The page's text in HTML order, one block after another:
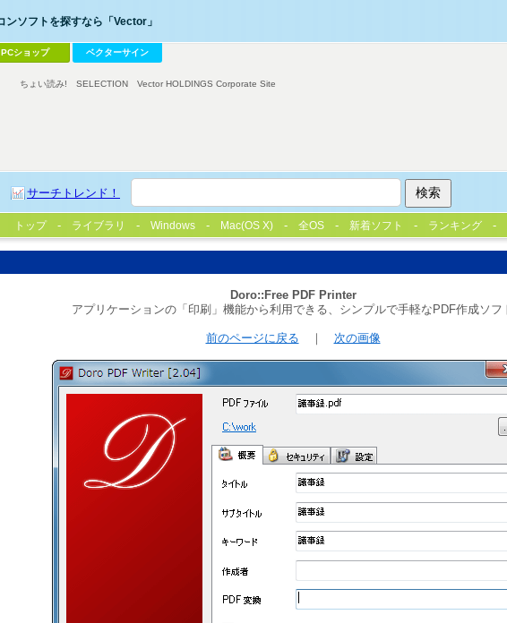
ンソフトを探すなら「Vector」
PCショップ ベクターサイン
サーチトレンド！
ちょい読み! SELECTION Vector HOLDINGS Corporate Site
トップ ライブラリ Windows Mac(OS X) 全OS 新着ソフト ランキング
Doro::Free PDF Printer
アプリケーションの「印刷」機能から利用できる、シンプルで手軽なPDF作成ソフ
前のページに戻る ｜ 次の画像